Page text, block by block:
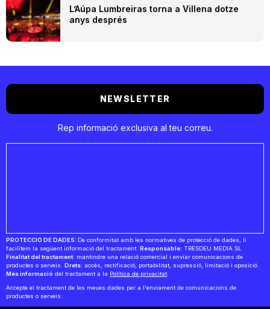
L’Aúpa Lumbreiras torna a Villena dotze
anys després
NEWSLETTER
Rep informació exclusiva al teu correu.
PROTECCIÓ DE DADES: De conformitat amb les normatives de protecció de dades, li
facilitem la següent informació del tractament: Responsable: TRESDEU MEDIA SL
Finalitat del tractament: mantindre una relació comercial i enviar comunicacions de
productes o serveis. Drets: accés, rectificació, portabilitat, supressió, limitació i oposició.
Més informació del tractament a la Política de privacitat
Accepte el tractament de les meues dades per a l'enviament de comunicacions de
productes o serveis.